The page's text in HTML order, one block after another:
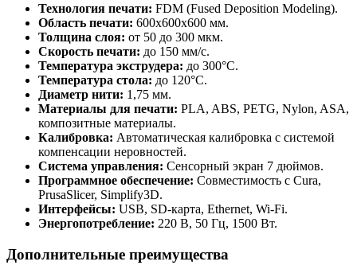
Технология печати: FDM (Fused Deposition Modeling).
Область печати: 600x600x600 мм.
Толщина слоя: от 50 до 300 мкм.
Скорость печати: до 150 мм/с.
Температура экструдера: до 300°C.
Температура стола: до 120°C.
Диаметр нити: 1,75 мм.
Материалы для печати: PLA, ABS, PETG, Nylon, ASA,
композитные материалы.
Калибровка: Автоматическая калибровка с системой
компенсации неровностей.
Система управления: Сенсорный экран 7 дюймов.
Программное обеспечение: Совместимость с Cura,
PrusaSlicer, Simplify3D.
Интерфейсы: USB, SD-карта, Ethernet, Wi-Fi.
Энергопотребление: 220 В, 50 Гц, 1500 Вт.
Дополнительные преимущества